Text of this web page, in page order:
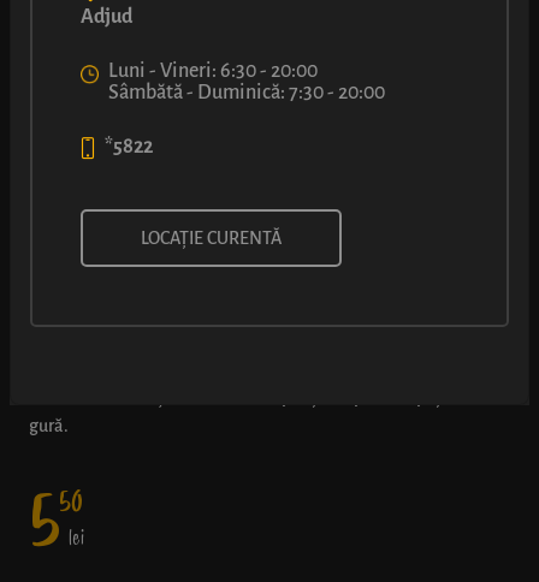
ȘTRUDEL CU CREMĂ CU
DOVLEAC
gură.
550
lei
Adjud
Luni - Vineri: 6:30 - 20:00
Sâmbătă - Duminică: 7:30 - 20:00
*5822
LOCAȚIE CURENTĂ